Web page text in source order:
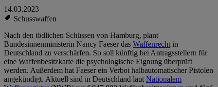
14.03.2023
Schusswaffen
Nach den tödlichen Schüssen von Hamburg, plant
Bundesinnenministerin Nancy Faeser das Waffenrechtin
Deutschland zu verschärfen. So soll künftig bei Antragsstellern für
eine Waffenbesitzkarte die psychologische Eignung überprüft
werden. Außerdem hat Faeser ein Verbot halbautomatischer Pistolen
angekündigt. Aktuell sind in Deutschland lautNationalem